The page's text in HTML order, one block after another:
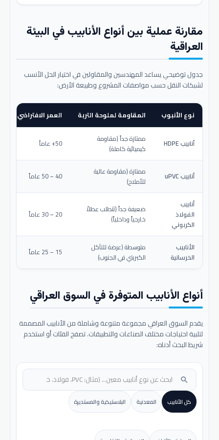
مقارنة عملية بين أنواع الأنابيب في البيئة
العراقية
جدول توضيحي يساعد المهندسين والمقاولين في اختيار الحل الأنسب
لشبكات النقل حسب مواصفات المشروع وطبيعة الأرض:
نوع الأنبوب المقاومة لملوحة التربة العمر الافتراضي
أنابيب HDPE
ممتازة جداً (مقاومة
كيميائية كاملة)
50+ عاماً
أنابيب uPVC
ممتازة (مقاومة عالية
للأملاح)
40 – 50 عاماً
أنابيب
الفولاذ
الكربوني
ضعيفة جداً (تتطلب عطلاً
خارجياً وداخلياً)
20 – 30 عاماً
الأنابيب
الخرسانية
متوسطة (عرضة للتآكل
الكبريتي في الجنوب)
15 – 25 عاماً
أنواع الأنابيب المتوفرة في السوق العراقي
يقدم السوق العراقي مجموعة متنوعة وشاملة من الأنابيب المصممة
لتلبية احتياجات مختلف الصناعات والتطبيقات. تصفح الفئات أو استخدم
شريط البحث أدناه:
search
كل الأنابيب المعدنية البلاستيكية والمستديرة